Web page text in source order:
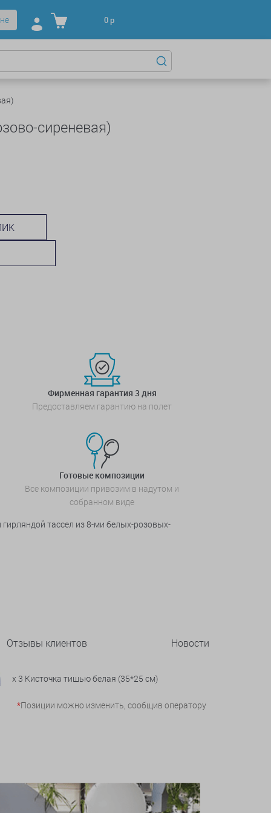
0р
сиреневая)
Фирменная гарантия 3 дня
Предоставляем гарантию на полет
Готовые композиции
Все композиции привозим в надутом и
собранном виде
тассел из 8-ми белых-розовых-
Отзывы клиентов Новости
x 3 Кисточка тишью белая (35*25 см)
*Позиции можно изменить, сообщив оператору